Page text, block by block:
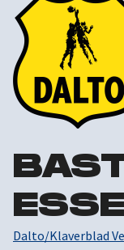
Dalto/Klaverblad